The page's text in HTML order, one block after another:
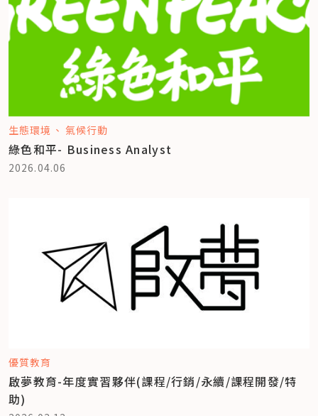
生態環境 氣候行動
綠色和平- Business Analyst
2026.04.06
優質教育
啟夢教育-年度實習夥伴(課程/行銷/永續/課程開發/特
助)